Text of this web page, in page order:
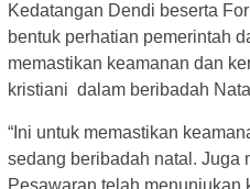
Kedatangan Dendi beserta
bentuk perhatian pemerintah
memastikan keamanan dan
kristiani dalam beribadah
“Ini untuk memastikan
sedang beribadah natal. Juga